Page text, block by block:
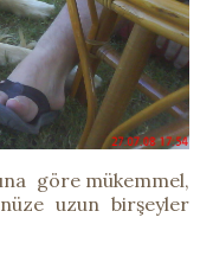
göre mükemmel,
uzun birşeyler